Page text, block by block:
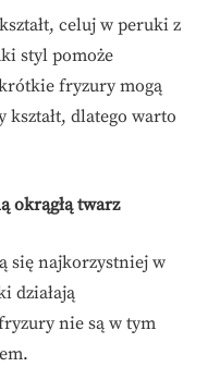
celuj w peruki z
styl pomoże
fryzury mogą
dlatego warto
okrągłą twarz
się najkorzystniej w
działają
nie są w tym